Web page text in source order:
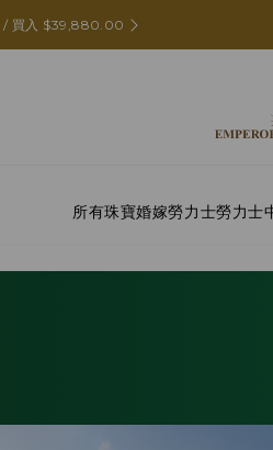
/ 買入 $39,880.00
所有珠寶婚嫁勞力士勞力士